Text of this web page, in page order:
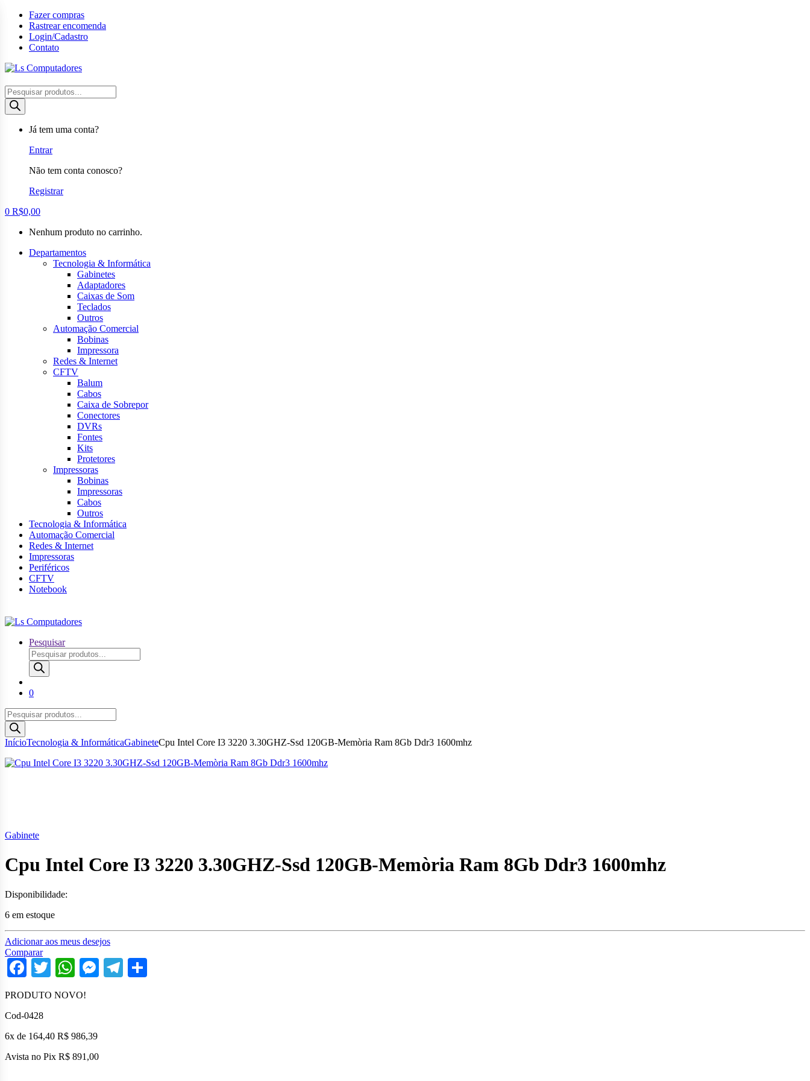
para
navegação
para
conteúdo
Fazer compras
Rastrear encomenda
Login/Cadastro
Contato
Pesquisar
produtos
Já tem uma conta?
Entrar
Não tem conta conosco?
Registrar
0 R$0,00
Nenhum produto no carrinho.
Departamentos
Tecnologia & Informática
Gabinetes
Adaptadores
Caixas de Som
Teclados
Outros
Automação Comercial
Bobinas
Impressora
Redes & Internet
CFTV
Balum
Cabos
Caixa de Sobrepor
Conectores
DVRs
Fontes
Kits
Protetores
Impressoras
Bobinas
Impressoras
Cabos
Outros
Tecnologia & Informática
Automação Comercial
Redes & Internet
Impressoras
Periféricos
CFTV
Notebook
Pesquisar
Pesquisar
produtos
0
Pesquisar
produtos
InícioTecnologia & InformáticaGabineteCpu Intel Core I3 3220 3.30GHZ-Ssd 120GB-Memòria Ram 8Gb Ddr3 1600mhz
Gabinete
Cpu Intel Core I3 3220 3.30GHZ-Ssd 120GB-Memòria Ram 8Gb Ddr3 1600mhz
Disponibilidade:
6 em estoque
Adicionar aos meus desejos
Comparar
Facebook
TwitterWhatsApp
Messenger
Telegram
PRODUTO NOVO!
Cod-0428
6x de 164,40 R$ 986,39
Avista no Pix R$ 891,00